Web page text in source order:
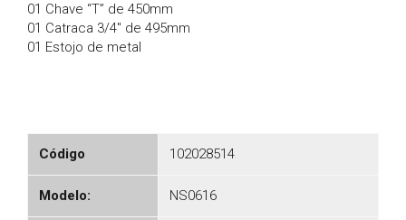
01 Chave “T” de 450mm
01 Catraca 3/4" de 495mm
01 Estojo de metal
Código 102028514
Modelo: NS0616